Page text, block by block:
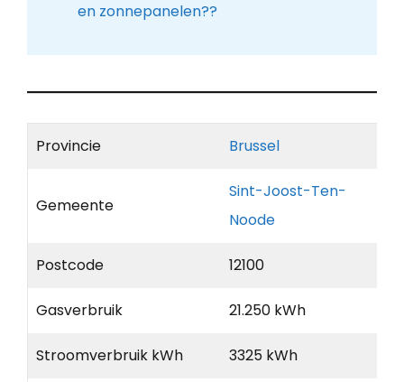
en zonnepanelen??
Provincie Brussel
Gemeente
Sint-Joost-Ten-
Noode
Postcode 12100
Gasverbruik 21.250 kWh
Stroomverbruik kWh 3325 kWh